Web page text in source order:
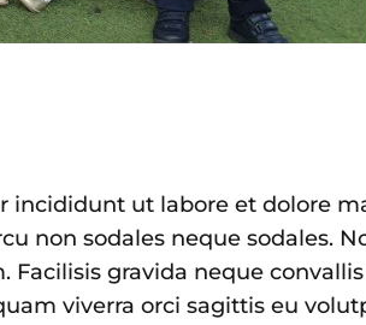
incididunt ut labore et dolore
non sodales neque sodales.
gravida neque convallis
viverra orci sagittis eu